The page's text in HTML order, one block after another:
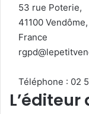
53 rue Poterie,
41100 Vendôme,
France
rgpd@lepetitve
Téléphone : 02
L’éditeur